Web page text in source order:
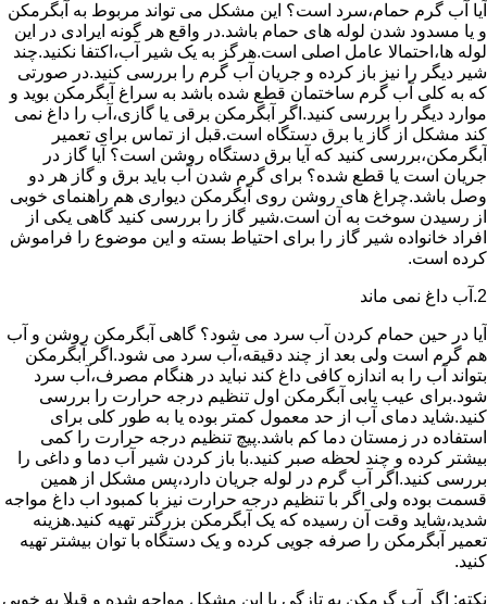
آیا آب گرم حمام،سرد است؟ این مشکل می تواند مربوط به آبگرمکن
و یا مسدود شدن لوله های حمام باشد.در واقع هر گونه ایرادی در این
لوله ها،احتمالا عامل اصلی است.هرگز به یک شیر آب،اکتفا نکنید.چند
شیر دیگر را نیز باز کرده و جریان آب گرم را بررسی کنید.در صورتی
که به کلی آب گرم ساختمان قطع شده باشد به سراغ آبگرمکن بوید و
موارد دیگر را بررسی کنید.اگر آبگرمکن برقی یا گازی،آب را داغ نمی
کند مشکل از گاز یا برق دستگاه است.قبل از تماس برای تعمیر
آبگرمکن،بررسی کنید که آیا برق دستگاه روشن است؟ آیا گاز در
جریان است یا قطع شده؟ برای گرم شدن آب باید برق و گاز هر دو
وصل باشد.چراغ های روشن روی آبگرمکن دیواری هم راهنمای خوبی
از رسیدن سوخت به آن است.شیر گاز را بررسی کنید گاهی یکی از
افراد خانواده شیر گاز را برای احتیاط بسته و این موضوع را فراموش
کرده است.
2.آب داغ نمی ماند
آیا در حین حمام کردن آب سرد می شود؟ گاهی آبگرمکن روشن و آب
هم گرم است ولی بعد از چند دقیقه،آب سرد می شود.اگر آبگرمکن
بتواند آب را به اندازه کافی داغ کند نباید در هنگام مصرف،آب سرد
شود.برای عیب یابی آبگرمکن اول تنظیم درجه حرارت را بررسی
کنید.شاید دمای آب از حد معمول کمتر بوده یا به طور کلی برای
استفاده در زمستان دما کم باشد.پیچ تنظیم درجه حرارت را کمی
بیشتر کرده و چند لحظه صبر کنید.با باز کردن شیر آب دما و داغی را
بررسی کنید.اگر آب گرم در لوله جریان دارد،پس مشکل از همین
قسمت بوده ولی اگر با تنظیم درجه حرارت نیز با کمبود اب داغ مواجه
شدید،شاید وقت آن رسیده که یک آبگرمکن بزرگتر تهیه کنید.هزینه
تعمیر آبگرمکن را صرفه جویی کرده و یک دستگاه با توان بیشتر تهیه
کنید.
نکته: اگر آب گرمکن به تازگی با این مشکل مواجه شده و قبلا به خوبی